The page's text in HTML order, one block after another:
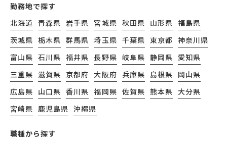
勤務地で探す
北海道 青森県 岩手県 宮城県 秋田県 山形県 福島県
茨城県 栃木県 群馬県 埼玉県 千葉県 東京都 神奈川県
富山県 石川県 福井県 長野県 岐阜県 静岡県 愛知県
三重県 滋賀県 京都府 大阪府 兵庫県 島根県 岡山県
広島県 山口県 香川県 福岡県 佐賀県 熊本県 大分県
宮崎県 鹿児島県 沖縄県
職種から探す